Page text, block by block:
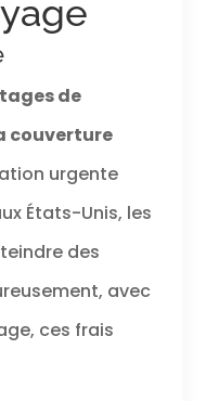
de
couverture
urgente
États-Unis, les
des
avec
ces frais